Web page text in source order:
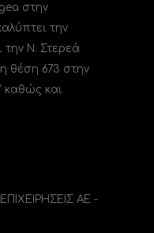
στην
την
την Ν. Στερεά
θέση 673 στην
καθώς και
ΑΕ -